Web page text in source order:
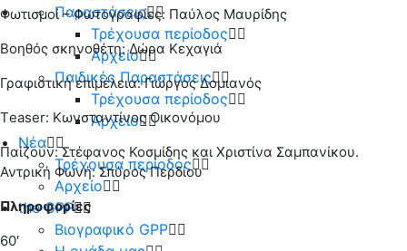
Παραστάσεις
Τρέχουσα περίοδος
Αρχείο
Παιδικές Παραστάσεις
Τρέχουσα περίοδος
Αρχείο
Νέα
Τρέχουσα περίοδος
Αρχείο
the GPP
Βιογραφικό GPP
Φωτισμοί – Φωτογραφίες: Παύλος Μαυρίδης
Βοηθός σκηνοθέτη: Δώρα Κεχαγιά
Γραφιστική επιμέλεια: Γιώργος Δομιανός
Τeaser: Κωνσταντίνος Οικονόμου
Παίζουν: Στέφανος Κοσμίδης και Χριστίνα Σαμπανίκου.
Αντρική Φωνή: Σπύρος Περδίου
Πληροφορίες
60′